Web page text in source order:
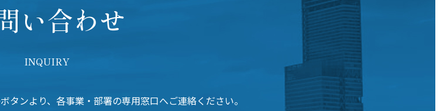
い合わせ
INQUIRY
タンより、各事業・部署の専用窓口へご連絡ください。